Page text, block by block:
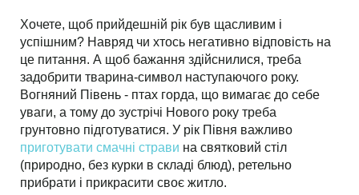
Хочете, щоб прийдешній рік був щасливим і
успішним? Навряд чи хтось негативно відповість на
це питання. А щоб бажання здійснилися, треба
задобрити тварина-символ наступаючого року.
Вогняний Півень - птах горда, що вимагає до себе
уваги, а тому до зустрічі Нового року треба
грунтовно підготуватися. У рік Півня важливо
приготувати смачні страви на святковий стіл
(природно, без курки в складі блюд), ретельно
прибрати і прикрасити своє житло.